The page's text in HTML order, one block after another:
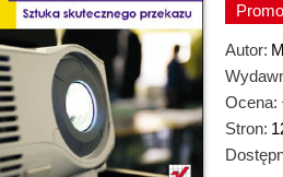
Autor:
Ocena:
Stron: